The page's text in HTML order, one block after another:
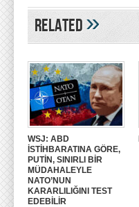
Related»
WSJ: ABD
İSTİHBARATINA GÖRE,
PUTİN, SINIRLI BİR
MÜDAHALEYLE
NATO’NUN
KARARLILIĞINI TEST
EDEBİLİR